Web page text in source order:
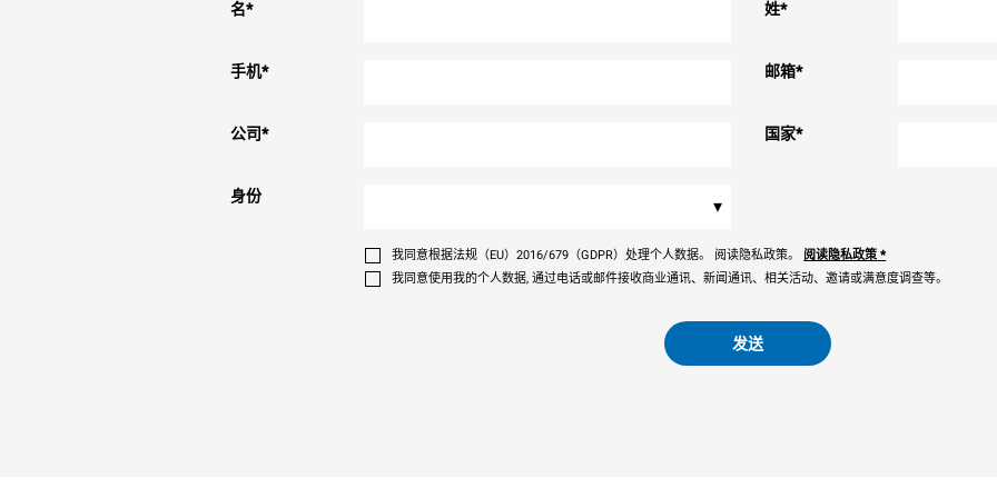
名* 姓*
手机* 邮箱*
公司* 国家*
身份 ▾
我同意根据法规（EU）2016/679（GDPR）处理个人数据。 阅读隐私政策。 阅读隐私政策 *
我同意使用我的个人数据, 通过电话或邮件接收商业通讯、新闻通讯、相关活动、邀请或满意度调查等。
发送